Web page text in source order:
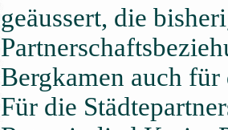
geäussert, die
Bergkamen auch
Für die